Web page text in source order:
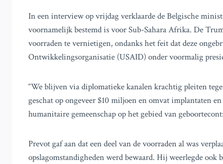
In een interview op vrijdag verklaarde de Belgische
voornamelijk bestemd is voor Sub-Sahara Afrika. De
voorraden te vernietigen, ondanks het feit dat deze
Ontwikkelingsorganisatie (USAID) onder voormalig
“We blijven via diplomatieke kanalen krachtig pleiten
geschat op ongeveer $10 miljoen en omvat implantaten
humanitaire gemeenschap op het gebied van
Prevot gaf aan dat een deel van de voorraden al was
opslagomstandigheden werd bewaard. Hij weerlegde